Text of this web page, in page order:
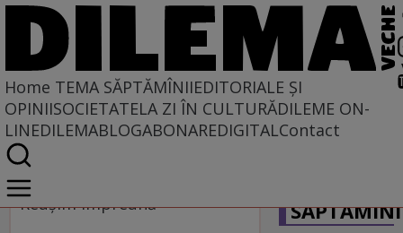
Home TEMA SĂPTĂMÎNIIEDITORIALE ȘI
OPINIISOCIETATELA ZI ÎN CULTURĂDILEME ON-
LINEDILEMABLOGABONAREDIGITALContact
Home
Tema săptămînii
Reuşim împreună